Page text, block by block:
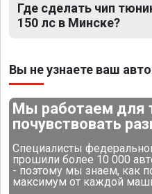
Где сделать чип
150 лс в Минске?
Вы не узнаете ваш
Мы работаем для
почувствовать
Специалисты
прошили более 10 000
- поэтому мы знаем, как
максимум от каждой